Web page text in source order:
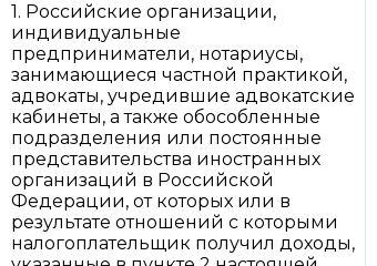
1. Российские организации,
индивидуальные
предприниматели, нотариусы,
занимающиеся частной практикой,
адвокаты, учредившие адвокатские
кабинеты, а также обособленные
подразделения или постоянные
представительства иностранных
организаций в Российской
Федерации, от которых или в
результате отношений с которыми
налогоплательщик получил доходы,